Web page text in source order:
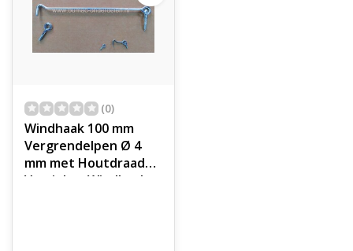
(0)
Windhaak 100 mm
Vergrendelpen Ø 4
mm met Houtdraad
Verzinkte Windhaak,